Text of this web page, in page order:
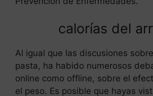
calorías del
Al igual que las discusiones
pasta, ha habido numerosos
online como offline, sobre el
el peso. Es posible que hayas